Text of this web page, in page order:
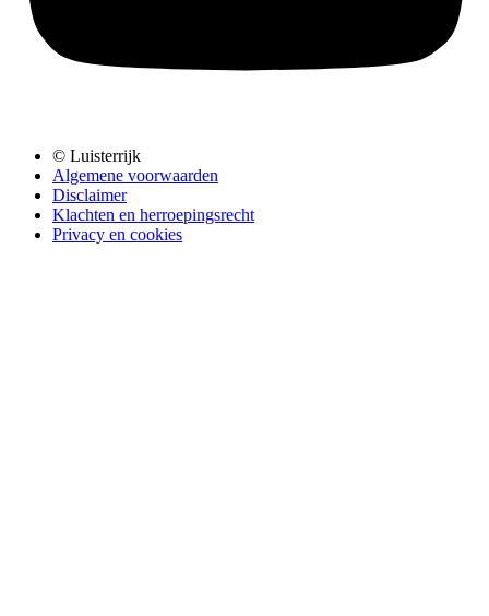
© Luisterrijk
Algemene voorwaarden
Disclaimer
Klachten en herroepingsrecht
Privacy en cookies